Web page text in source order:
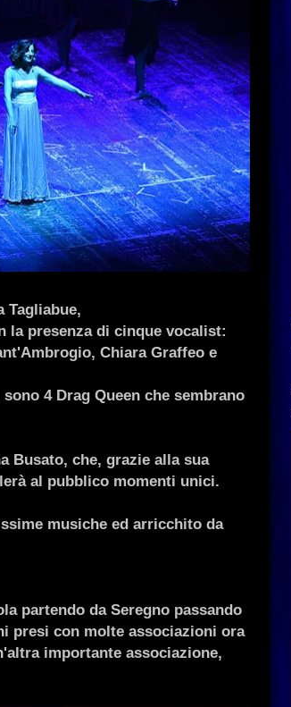
Tagliabue,
la presenza di cinque vocalist:
Chiara Graffeo e
4 Drag Queen che sembrano
Busato, che, grazie alla sua
al pubblico momenti unici.
musiche ed arricchito da
partendo da Seregno passando
presi con molte associazioni ora
importante associazione,